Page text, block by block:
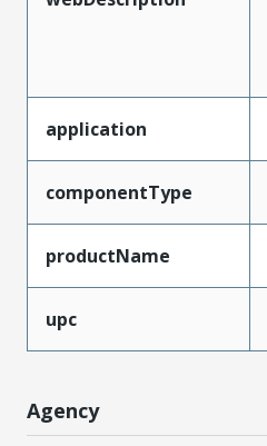
application
componentType
productName
upc
Agency